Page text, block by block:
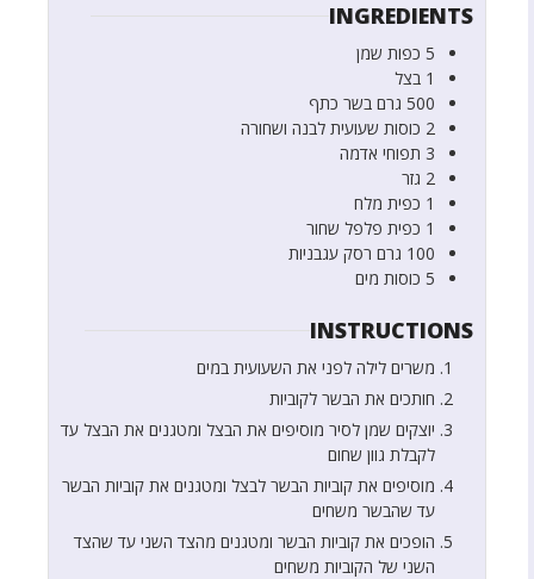
INGREDIENTS
5 כפות שמן
1 בצל
500 גרם בשר כתף
2 כוסות שעועית לבנה ושחורה
3 תפוחי אדמה
2 גזר
1 כפית מלח
1 כפית פלפל שחור
100 גרם רסק עגבניות
5 כוסות מים
INSTRUCTIONS
משרים לילה לפני את השעועית במים
חותכים את הבשר לקוביות
יוצקים שמן לסיר מוסיפים את הבצל ומטגנים את הבצל עד
לקבלת גוון שחום
מוסיפים את קוביות הבשר לבצל ומטגנים את קוביות הבשר
עד שהבשר משחים
הופכים את קוביות הבשר ומטגנים מהצד השני עד שהצד
השני של הקוביות משחים